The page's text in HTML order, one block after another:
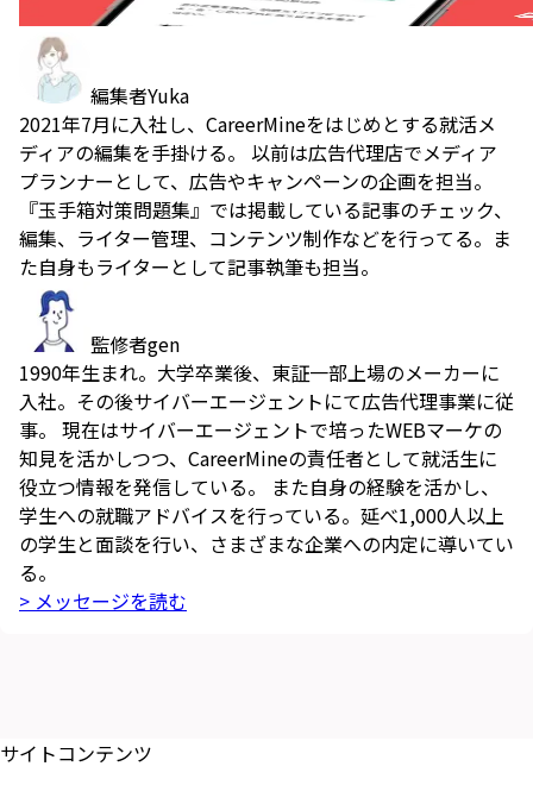
編集者Yuka
2021年7月に入社し、CareerMineをはじめとする就活メ
ディアの編集を手掛ける。 以前は広告代理店でメディア
プランナーとして、広告やキャンペーンの企画を担当。
『玉手箱対策問題集』では掲載している記事のチェック、
編集、ライター管理、コンテンツ制作などを行ってる。ま
た自身もライターとして記事執筆も担当。
監修者gen
1990年生まれ。大学卒業後、東証一部上場のメーカーに
入社。その後サイバーエージェントにて広告代理事業に従
事。 現在はサイバーエージェントで培ったWEBマーケの
知見を活かしつつ、CareerMineの責任者として就活生に
役立つ情報を発信している。 また自身の経験を活かし、
学生への就職アドバイスを行っている。延べ1,000人以上
の学生と面談を行い、さまざまな企業への内定に導いてい
る。
> メッセージを読む
サイトコンテンツ